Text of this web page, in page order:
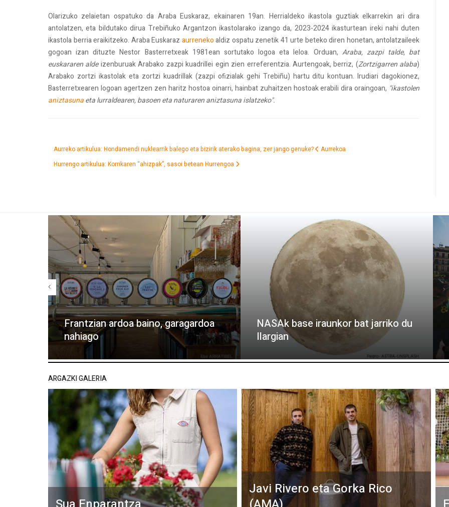
Olarizuko zelaietan ospatuko da Araba Euskaraz, ekainaren 19an. Herrialdeko ikastola guztiak elkarrekin ari dira
antolatzen, eta bildutako dirua Trebiñuko Argantzon ikastolarako izango da, 2023-2024 ikasturtean ireki nahi duten
ikastola berria eraikitzeko. Araba Euskaraz aurrenekoaldiz ospatu zenetik 41 urte beteko diren honetan, antolatzaileek
gogoan izan dituzte Nestor Basterretxeak 1981ean sortutako logoa eta leloa. Orduan, Araba, zazpi talde, bat
euskararen aldeizenburuak Arabako zazpi kuadrillei egin zien erreferentzia. Aurtengoak, berriz, (Zortzigarren alaba)
Arabako zortzi ikastolak eta zortzi kuadrillak (zazpi ofizialak gehi Trebiñu) hartu ditu kontuan. Irudiari dagokionez,
Basterretxearen logoan agertzen zen haritz hostoa oinarri, hainbat zuhaitzen hostoak erabili dira oraingoan, "ikastolen
aniztasunaeta lurraldearen, basoen eta naturaren aniztasuna islatzeko".
Aurreko artikulua: Hondamendi nuklearrik balego eta bizirik aterako bagina, zer jango genuke?
Aurrekoa
Hurrengo artikulua: Korrikaren “ahizpak”, sasoi betean Hurrengoa
Frantzian ardoa baino, garagardoa
nahiago
NASAk base iraunkor bat jarriko du
Ilargian
ARGAZKI GALERIA
Javi Rivero eta Gorka Rico